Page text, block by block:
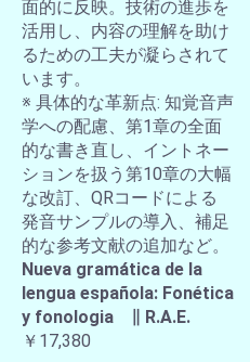
面的に反映。技術の進歩を
活用し、内容の理解を助け
るための工夫が凝らされて
います。
※ 具体的な革新点: 知覚音声
学への配慮、第1章の全面
的な書き直し、イントネー
ションを扱う第10章の大幅
な改訂、QRコードによる
発音サンプルの導入、補足
的な参考文献の追加など。
Nueva gramática de la
lengua española: Fonética
y fonologia ∥ R.A.E.
￥17,380